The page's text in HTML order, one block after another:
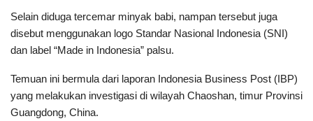
Selain diduga tercemar minyak babi, nampan tersebut juga
disebut menggunakan logo Standar Nasional Indonesia (SNI)
dan label “Made in Indonesia” palsu.
Temuan ini bermula dari laporan Indonesia Business Post (IBP)
yang melakukan investigasi di wilayah Chaoshan, timur Provinsi
Guangdong, China.